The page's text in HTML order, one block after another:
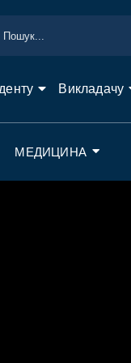
Викладачу
МЕДИЦИНА